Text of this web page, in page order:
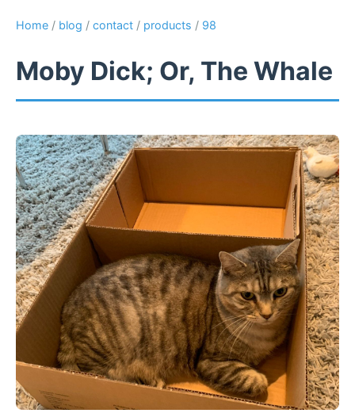
Home / blog / contact / products / 98
Moby Dick; Or, The Whale